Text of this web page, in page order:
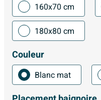
160x70 cm
180x80 cm
Couleur
Blanc mat